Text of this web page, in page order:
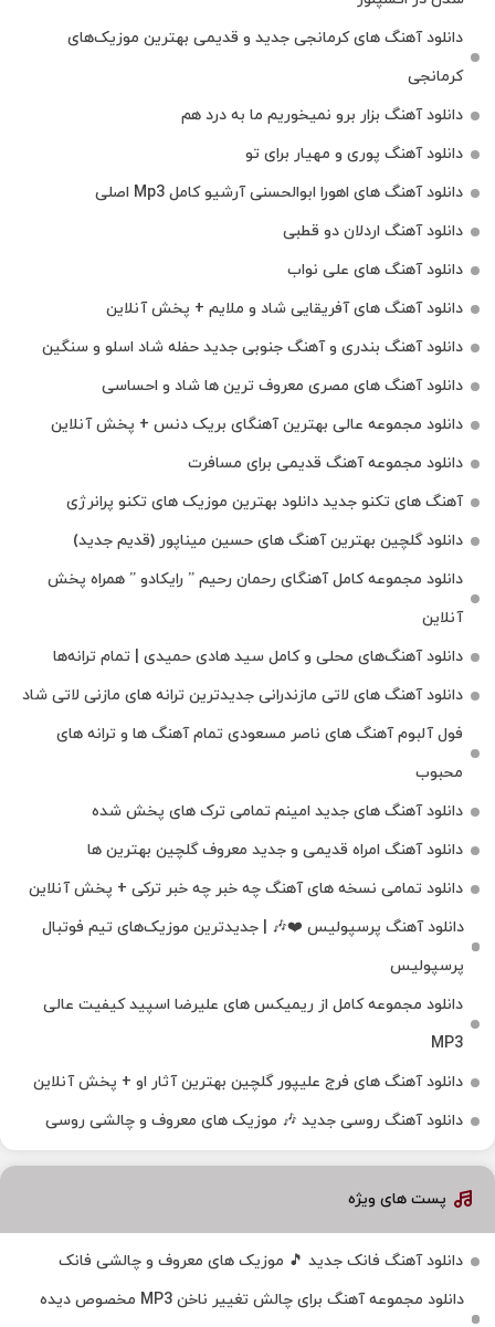
دانلود آهنگ‌ های کرمانجی جدید و قدیمی بهترین موزیک‌های
کرمانجی
دانلود آهنگ بزار برو نمیخوریم ما به درد هم
دانلود آهنگ پوری و مهیار برای تو
دانلود آهنگ های اهورا ابوالحسنی آرشیو کامل Mp3 اصلی
دانلود آهنگ اردلان دو قطبی
دانلود آهنگ های علی نواب
دانلود آهنگ های آفریقایی شاد و ملایم + پخش آنلاین
دانلود آهنگ بندری و آهنگ جنوبی جدید حفله شاد اسلو و سنگین
دانلود آهنگ های مصری معروف ترین ها شاد و احساسی
دانلود مجموعه عالی بهترین آهنگای بریک دنس + پخش آنلاین
دانلود مجموعه آهنگ قدیمی برای مسافرت
آهنگ های تکنو جدید دانلود بهترین موزیک های تکنو پرانرژی
دانلود گلچین بهترین آهنگ های حسین میناپور (قدیم جدید)
دانلود مجموعه کامل آهنگای رحمان رحیم ” رایکادو ” همراه پخش
آنلاین
دانلود آهنگ‌های محلی و کامل سید هادی حمیدی | تمام ترانه‌ها
دانلود آهنگ‌ های لاتی مازندرانی جدیدترین ترانه های مازنی لاتی شاد
فول آلبوم آهنگ‌ های ناصر مسعودی تمام آهنگ‌ ها و ترانه‌ های
محبوب
دانلود آهنگ های جدید امینم تمامی ترک های پخش شده
دانلود آهنگ امراه قدیمی و جدید معروف گلچین بهترین ها
دانلود تمامی نسخه های آهنگ چه خبر چه خبر ترکی + پخش آنلاین
دانلود آهنگ پرسپولیس ❤️🎶 | جدیدترین موزیک‌های تیم فوتبال
پرسپولیس
دانلود مجموعه کامل از ریمیکس های علیرضا اسپید کیفیت عالی
MP3
دانلود آهنگ های فرج علیپور گلچین بهترین آثار او + پخش آنلاین
دانلود آهنگ روسی جدید 🎶 موزیک‌ های معروف و چالشی روسی
پست های ویژه
دانلود آهنگ فانک جدید 🎵 موزیک‌ های معروف و چالشی فانک
دانلود مجموعه آهنگ برای چالش تغییر ناخن MP3 مخصوص دیده